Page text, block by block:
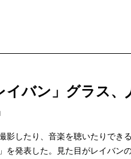
イバン」グラス、
影したり、音楽を聴いたりでき
を発表した。見た目がレイバン